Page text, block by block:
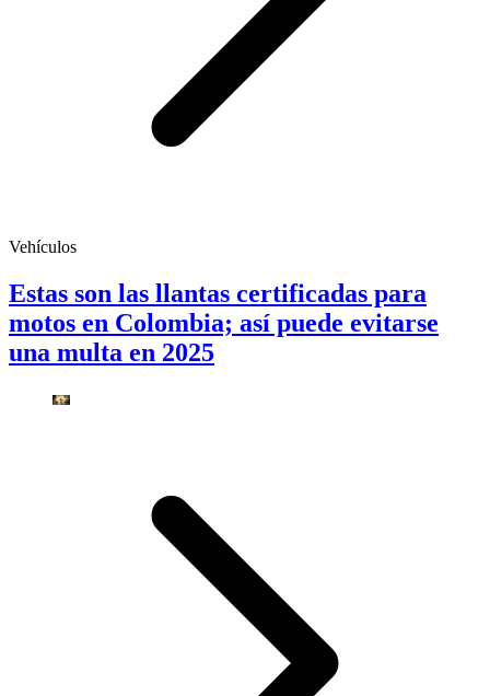
Vehículos
Estas son las llantas certificadas para
motos en Colombia; así puede evitarse
una multa en 2025